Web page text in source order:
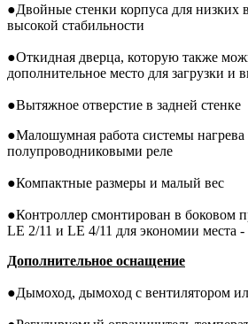
●Двойные стенки корпуса для низких
высокой стабильности
●Откидная дверца, которую также
дополнительное место для загрузки и
●Вытяжное отверстие в задней стенке
●Малошумная работа системы нагрева
полупроводниковыми реле
●Компактные размеры и малый вес
●Контроллер смонтирован в боковом
LE 2/11 и LE 4/11 для экономии места
Дополнительное оснащение
●Дымоход, дымоход с вентилятором